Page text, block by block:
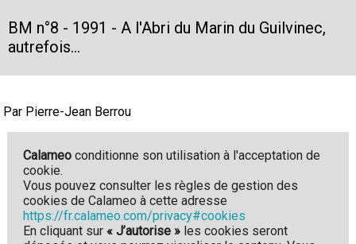
BM n°8 - 1991 - A l'Abri du Marin du Guilvinec,
autrefois...
Par Pierre-Jean Berrou
Calameo conditionne son utilisation à l'acceptation de
cookie.
Vous pouvez consulter les règles de gestion des
cookies de Calameo à cette adresse
https://fr.calameo.com/privacy#cookies
En cliquant sur« J’autorise » les cookies seront